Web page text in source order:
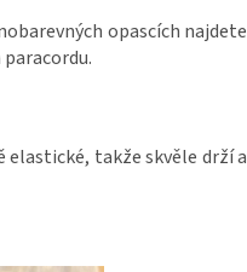
opascích najdete
takže skvěle drží a